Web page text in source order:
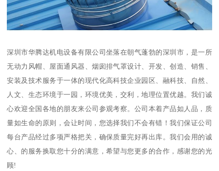
深圳市华腾达机电设备有限公司坐落在朝气蓬勃的深圳市，是一所
无动力风帽、屋面通风器、烟囱排气罩设计、开发、创造、销售、
安装及技术服务于一体的现代化高科技企业园区、融科技、自然、
人文、生态环境于一园，环境优美，交利，地理位置优越。我们诚
心欢迎全国各地的朋友来公司参观考察。公司本着产品如人品，质
量如生命的原则，会让时间，您选择我们不会有错！我们保证公司
每台产品经过多项严格把关，确保质量完好再出库。我们会用的诚
心、的服务换取您十分的满意，希望与您更多的合作，感谢您的光
顾!